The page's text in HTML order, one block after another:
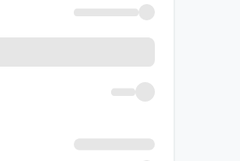
اشعار، برای شناخت بهتر
اگر به شعر معاصر
نیز از فضای این کتاب